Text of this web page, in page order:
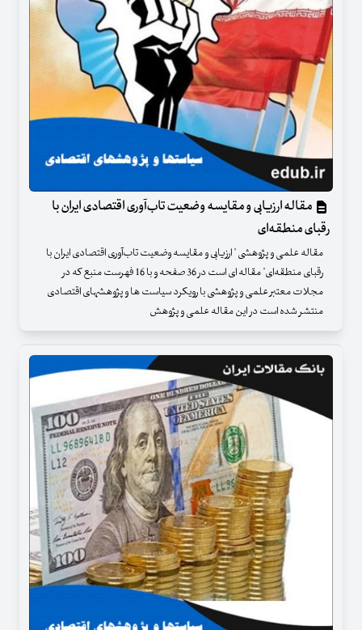
مقاله ارزیابی و مقایسه وضعیت تاب‌آوری اقتصادی ایران با
رقبای منطقه‌ای
مقاله علمی و پژوهشی " ارزیابی و مقایسه وضعیت تاب‌آوری اقتصادی ایران با
رقبای منطقه‌ای" مقاله ای است در 36 صفحه و با 16 فهرست منبع که در
مجلات معتبر علمی و پژوهشی با رویکرد سیاست ها و پژوهشهای اقتصادی
منتشر شده است در این مقاله علمی و پژوهش